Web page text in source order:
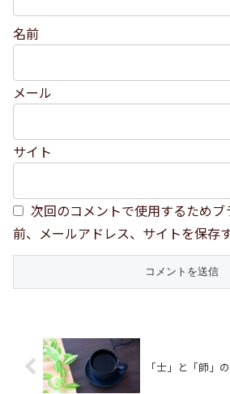
名前
メール
サイト
次回のコメントで使用するため
前、メールアドレス、サイトを保存す
「士」と「師」